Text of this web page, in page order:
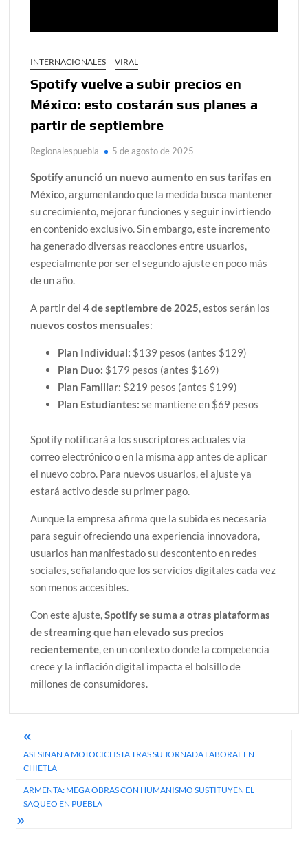
INTERNACIONALES VIRAL
Spotify vuelve a subir precios en
México: esto costarán sus planes a
partir de septiembre
Regionalespuebla 5 de agosto de 2025
Spotify anunció un nuevo aumento en sus tarifas en
México, argumentando que la medida busca mantener
su crecimiento, mejorar funciones y seguir invirtiendo
en contenido exclusivo. Sin embargo, este incremento
ha generado diversas reacciones entre usuarios,
especialmente por ser el segundo ajuste en poco más
de un año.
A partir del4 de septiembre de 2025, estos serán los
nuevos costos mensuales:
Plan Individual: $139 pesos (antes $129)
Plan Duo: $179 pesos (antes $169)
Plan Familiar: $219 pesos (antes $199)
Plan Estudiantes: se mantiene en $69 pesos
Spotify notificará a los suscriptores actuales vía
correo electrónico o en la misma app antes de aplicar
el nuevo cobro. Para nuevos usuarios, el ajuste ya
estará activo desde su primer pago.
Aunque la empresa afirma que la subida es necesaria
para seguir ofreciendo una experiencia innovadora,
usuarios han manifestado su descontento en redes
sociales, señalando que los servicios digitales cada vez
son menos accesibles.
Con este ajuste,Spotify se suma a otras plataformas
de streaming que han elevado sus precios
recientemente, en un contexto donde la competencia
crece y la inflación digital impacta el bolsillo de
millones de consumidores.
Navegación
de
entradas
ASESINAN A MOTOCICLISTA TRAS SU JORNADA LABORAL EN
CHIETLA
ARMENTA: MEGA OBRAS CON HUMANISMO SUSTITUYEN EL
SAQUEO EN PUEBLA